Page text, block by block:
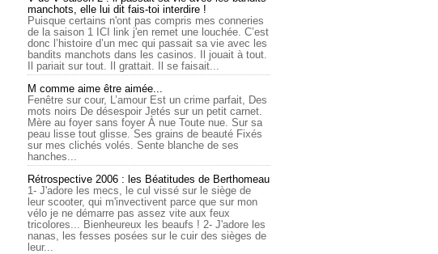
manchots, elle lui dit fais-toi interdire !
Puisque certains n'ont pas compris mes conneries
de la saison 1 ICI link j'en remet une louchée. C’est
donc l’histoire d’un mec qui passait sa vie avec les
bandits manchots dans les casinos. Il jouait à tout.
Il pariait sur tout. Il grattait. Il se faisait...
M comme aime être aimée...
Fenêtre sur cour, L’amour Est un crime parfait, Des
mots noirs De désespoir Jetés sur un petit carnet.
Mère au foyer sans foyer À nue Toute nue. Sur sa
peau lisse tout glisse. Ses grains de beauté Fixés
sur mes clichés volés. Sente blanche de ses
hanches...
Rétrospective 2006 : les Béatitudes de Berthomeau
1- J'adore les mecs, le cul vissé sur le siège de
leur scooter, qui m'invectivent parce que sur mon
vélo je ne démarre pas assez vite aux feux
tricolores... Bienheureux les beaufs ! 2- J'adore les
nanas, les fesses posées sur le cuir des sièges de
leur...